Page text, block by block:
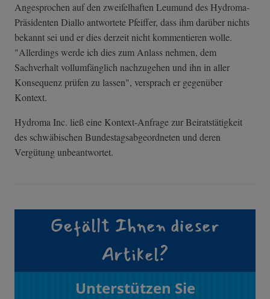
Angesprochen auf den zweifelhaften Leumund des Hydroma-
Präsidenten Diallo antwortete Pfeiffer, dass ihm darüber nichts
bekannt sei und er dies derzeit nicht kommentieren wolle.
"Allerdings werde ich dies zum Anlass nehmen, dem
Sachverhalt vollumfänglich nachzugehen und ihn in aller
Konsequenz prüfen zu lassen", versprach er gegenüber
Kontext.
Hydroma Inc. ließ eine Kontext-Anfrage zur Beiratstätigkeit
des schwäbischen Bundestagsabgeordneten und deren
Vergütung unbeantwortet.
Gefällt Ihnen dieser
Artikel?
Unterstützen Sie